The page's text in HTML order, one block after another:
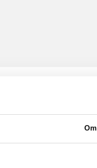
Om